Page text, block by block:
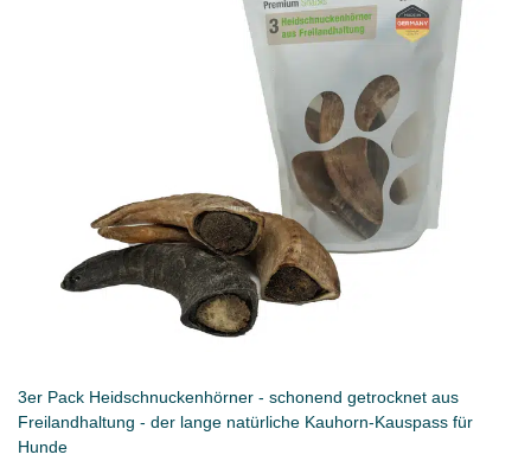
3er Pack Heidschnuckenhörner - schonend getrocknet aus
Freilandhaltung - der lange natürliche Kauhorn-Kauspass für
Hunde